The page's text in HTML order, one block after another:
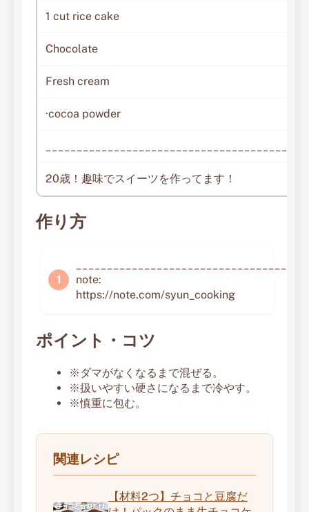
1 cut rice cake
Chocolate
Fresh cream
·cocoa powder
20歳！趣味でスイーツを作ってます！
作り方
note:
https://note.com/syun_cooking
ポイント・コツ
※ダマがなくなるまで混ぜる。
※扱いやすい硬さになるまで冷やす。
※慎重に包む。
関連レシピ
【材料2つ】チョコと豆腐だ